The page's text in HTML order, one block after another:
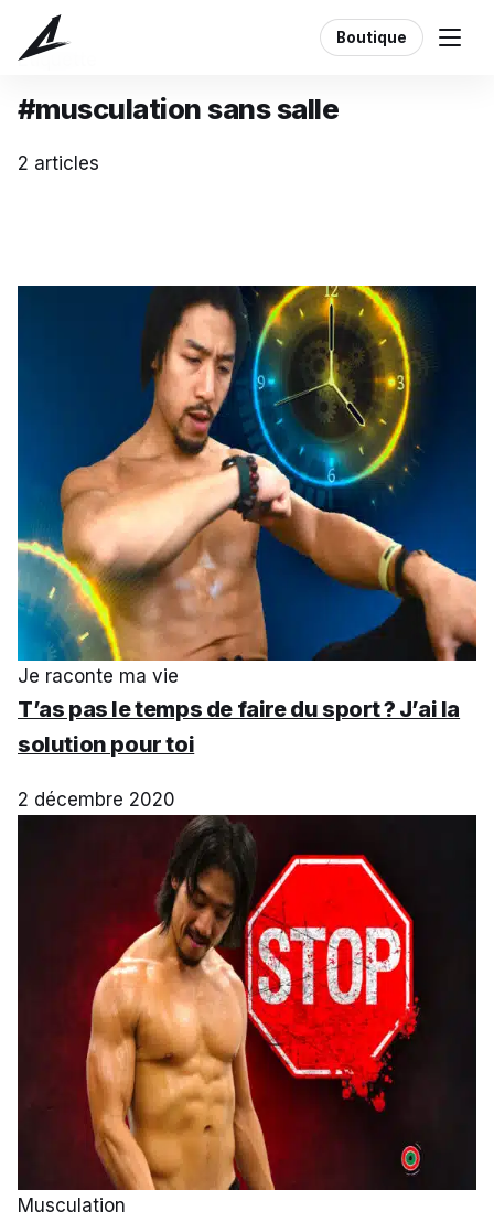
Boutique
Étiquette
#musculation sans salle
2 articles
Je raconte ma vie
T’as pas le temps de faire du sport ? J’ai la
solution pour toi
2 décembre 2020
Musculation